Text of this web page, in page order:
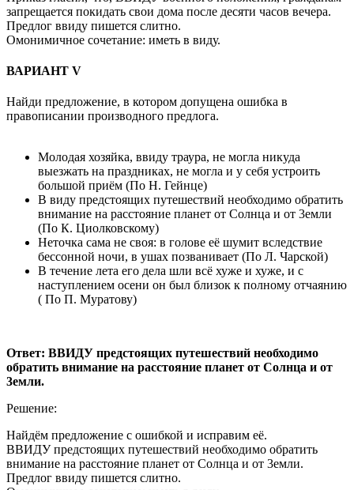
запрещается покидать свои дома после десяти часов вечера.
Предлог ввиду пишется слитно.
Омонимичное сочетание: иметь в виду.
ВАРИАНТ V
Найди предложение, в котором допущена ошибка в
правописании производного предлога.
Молодая хозяйка, ввиду траура, не могла никуда
выезжать на праздниках, не могла и у себя устроить
большой приём (По Н. Гейнце)
В виду предстоящих путешествий необходимо обратить
внимание на расстояние планет от Солнца и от 3емли
(По К. Циолковскому)
Неточка сама не своя: в голове её шумит вследствие
бессонной ночи, в ушах позванивает (По Л. Чарской)
В течение лета его дела шли всё хуже и хуже, и с
наступлением осени он был близок к полному отчаянию
( По П. Муратову)
Ответ: ВВИДУ предстоящих путешествий необходимо
обратить внимание на расстояние планет от Солнца и от
3емли.
Решение:
Найдём предложение с ошибкой и исправим её.
ВВИДУ предстоящих путешествий необходимо обратить
внимание на расстояние планет от Солнца и от 3емли.
Предлог ввиду пишется слитно.